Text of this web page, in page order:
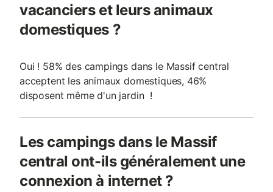
vacanciers et leurs animaux
domestiques ?
Oui ! 58% des campings dans le Massif central
acceptent les animaux domestiques, 46%
disposent même d'un jardin !
Les campings dans le Massif
central ont-ils généralement une
connexion à internet ?